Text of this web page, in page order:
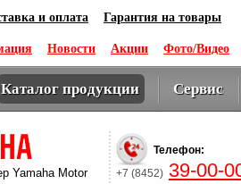
и оплата Гарантия на товары
Новости Акции Фото/Видео
Каталог продукции Сервис
Yamaha Motor
Телефон:
+7 (8452) 39-00-